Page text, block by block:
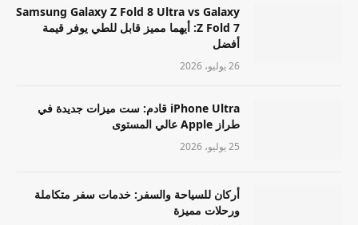
Samsung Galaxy Z Fold 8 Ultra vs Galaxy
Z Fold 7: أيهما مميز قابل للطي يوفر قيمة
أفضل
26 يوليو، 2026
iPhone Ultra قادم: ست ميزات جديدة في
طراز Apple عالي المستوى
25 يوليو، 2026
أركان للسياحة والسفر: خدمات سفر متكاملة
ورحلات مميزة